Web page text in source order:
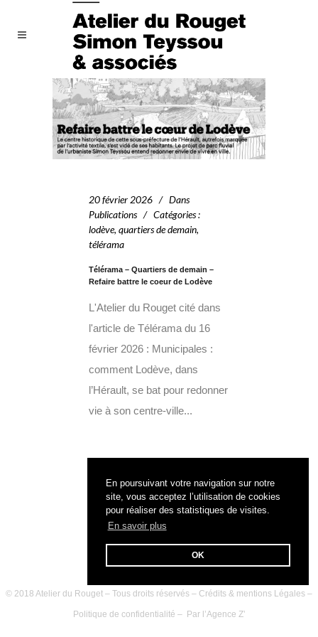
En poursuivant votre navigation sur notre
site, vous acceptez l’utilisation de cookies
pour réaliser des statistiques de visites.
En savoir plus
OK
20 février 2026
Dans
Publications
Catégories:
lodève, quartiers de demain,
télérama
Télérama – Quartiers de demain –
Refaire battre le coeur de Lodève
L'Atelier du Rouget cité dans
l'article de Télérama du 16
février 2026 : Municipales :
comment Lodève, dans
l’Hérault, se bat pour redonner
vie à son centre-ville...
© 2018 Atelier du Rouget – Tous droits réservés – Crédits & mentions Légales –
Politique de confidentialité – Par l’Agence Z’